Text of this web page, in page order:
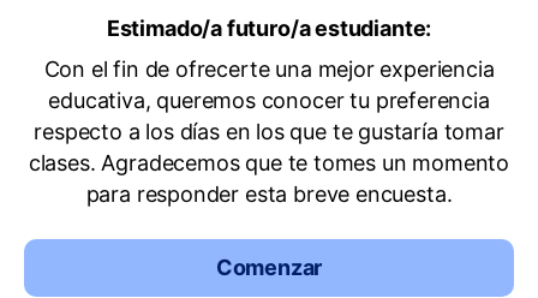
Estimado/a futuro/a estudiante:
Con el fin de ofrecerte una mejor experiencia
educativa, queremos conocer tu preferencia
respecto a los días en los que te gustaría tomar
clases. Agradecemos que te tomes un momento
para responder esta breve encuesta.
Comenzar